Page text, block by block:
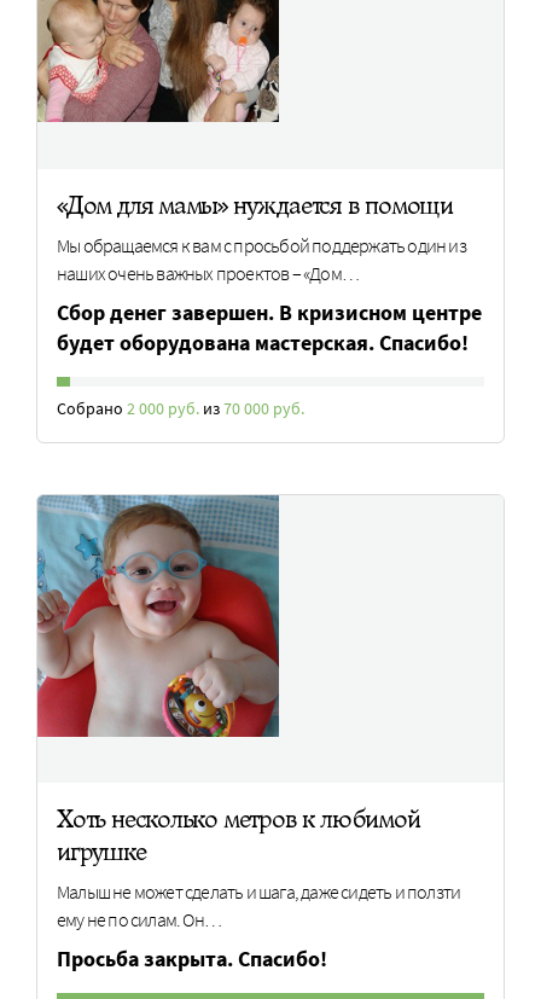
«Дом для мамы» нуждается в помощи
Мы обращаемся к вам с просьбой поддержать один из
наших очень важных проектов – «Дом…
Сбор денег завершен. В кризисном центре
будет оборудована мастерская. Спасибо!
Собрано 2 000 руб. из70 000 руб.
Хоть несколько метров к любимой
игрушке
Малыш не может сделать и шага, даже сидеть и ползти
ему не по силам. Он…
Просьба закрыта. Спасибо!